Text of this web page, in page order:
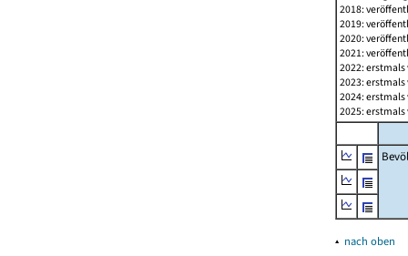
2018:
2019:
2020:
2021:
2022:
2023:
2024:
2025:
▴ nach oben